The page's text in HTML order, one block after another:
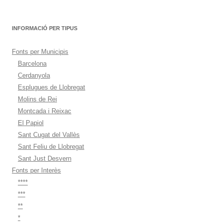
INFORMACIÓ PER TIPUS
Fonts per Municipis
Barcelona
Cerdanyola
Esplugues de Llobregat
Molins de Rei
Montcada i Reixac
El Papiol
Sant Cugat del Vallès
Sant Feliu de Llobregat
Sant Just Desvern
Fonts per Interès
****
***
**
*